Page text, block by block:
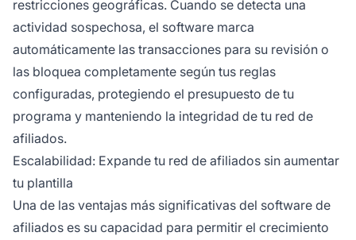
restricciones geográficas. Cuando se detecta una
actividad sospechosa, el software marca
automáticamente las transacciones para su revisión o
las bloquea completamente según tus reglas
configuradas, protegiendo el presupuesto de tu
programa y manteniendo la integridad de tu red de
afiliados.
Escalabilidad: Expande tu red de afiliados sin aumentar
tu plantilla
Una de las ventajas más significativas del software de
afiliados es su capacidad para permitir el crecimiento